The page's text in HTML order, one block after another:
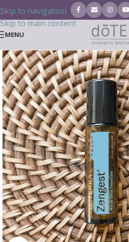
Skip to navigation
Skip to main content
MENU